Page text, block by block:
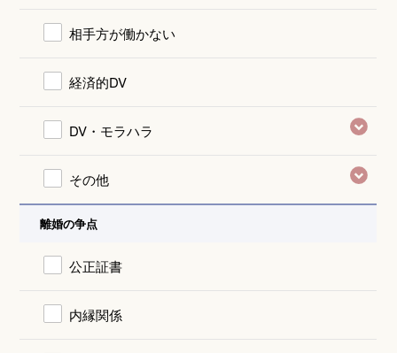
相手方が働かない
経済的DV
DV・モラハラ
その他
離婚の争点
公正証書
内縁関係